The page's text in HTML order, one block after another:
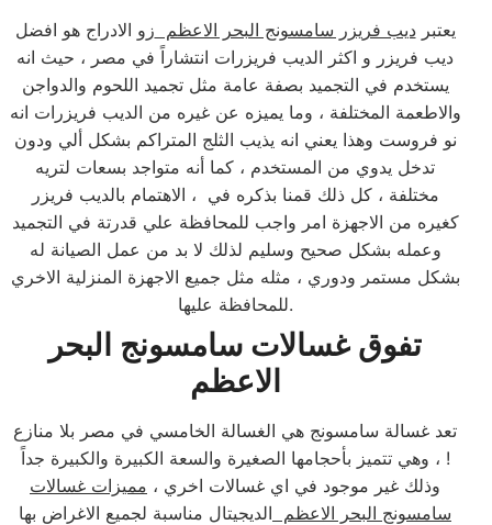
يعتبرديب فريزر سامسونج البحر الاعظم زو الادراج هو افضل
ديب فريزر و اكثر الديب فريزرات انتشاراً في مصر ، حيث انه
يستخدم في التجميد بصفة عامة مثل تجميد اللحوم والدواجن
والاطعمة المختلفة ، وما يميزه عن غيره من الديب فريزرات انه
نو فروست وهذا يعني انه يذيب الثلج المتراكم بشكل ألي ودون
تدخل يدوي من المستخدم ، كما أنه متواجد بسعات لتريه
مختلفة ، كل ذلك قمنا بذكره في ، الاهتمام بالديب فريزر
كغيره من الاجهزة امر واجب للمحافظة علي قدرتة في التجميد
وعمله بشكل صحيح وسليم لذلك لا بد من عمل الصيانة له
بشكل مستمر ودوري ، مثله مثل جميع الاجهزة المنزلية الاخري
للمحافظة عليها.
تفوق غسالات سامسونج البحر
الاعظم
تعد غسالة سامسونج هي الغسالة الخامسي في مصر بلا منازع
! ، وهي تتميز بأحجامها الصغيرة والسعة الكبيرة والكبيرة جداً
وذلك غير موجود في اي غسالات اخري ، مميزات غسالات
سامسونج البحر الاعظم الديجيتال مناسبة لجميع الاغراض بها